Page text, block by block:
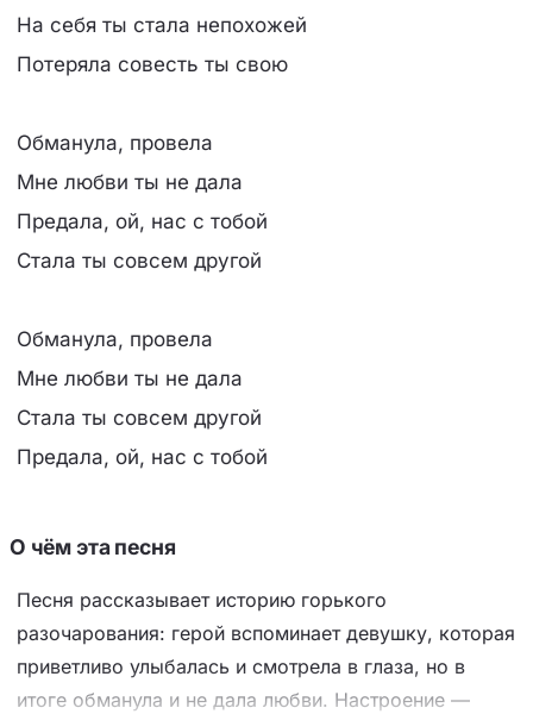
На себя ты стала непохожей
Потеряла совесть ты свою
Обманула, провела
Мне любви ты не дала
Предала, ой, нас с тобой
Стала ты совсем другой
Обманула, провела
Мне любви ты не дала
Стала ты совсем другой
Предала, ой, нас с тобой
О чём эта песня
Песня рассказывает историю горького
разочарования: герой вспоминает девушку, которая
приветливо улыбалась и смотрела в глаза, но в
итоге обманула и не дала любви. Настроение —